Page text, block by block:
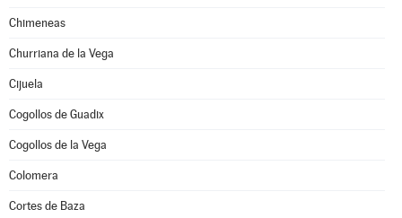
Chimeneas
Churriana de la Vega
Cijuela
Cogollos de Guadix
Cogollos de la Vega
Colomera
Cortes de Baza